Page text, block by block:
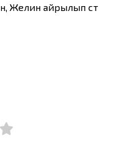
Желин айрылып сүт